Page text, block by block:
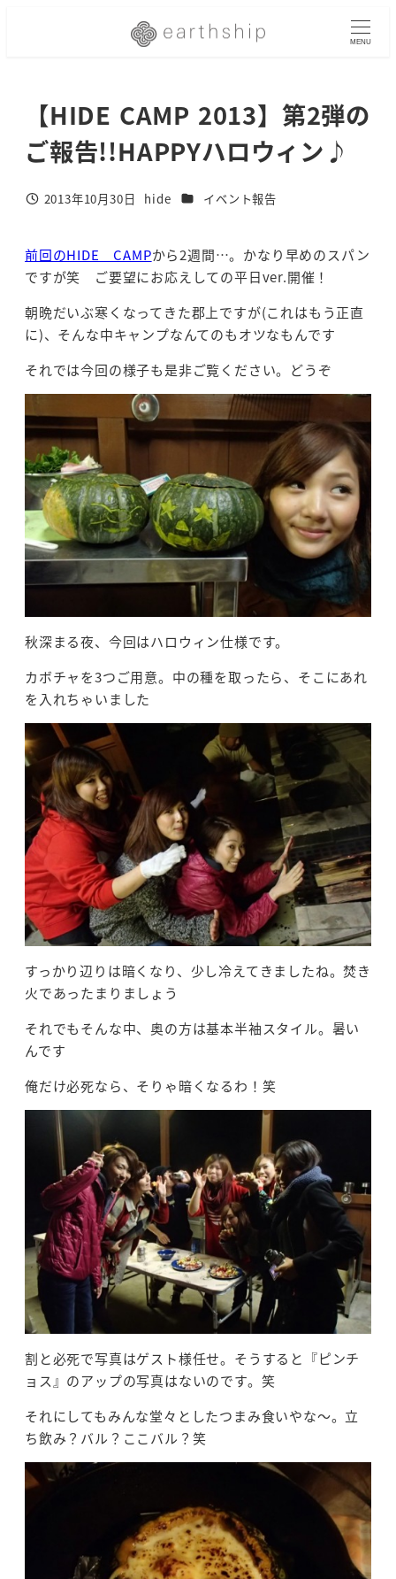
MENU
【HIDE CAMP 2013】第2弾の
ご報告!!HAPPYハロウィン♪
投稿日2013年10月30日
著
hide カテゴリー
イベント報告
前回のHIDE CAMPから2週間…。かなり早めのスパン
ですが笑 ご要望にお応えしての平日ver.開催！
朝晩だいぶ寒くなってきた郡上ですが(これはもう正直
に)、そんな中キャンプなんてのもオツなもんです
それでは今回の様子も是非ご覧ください。どうぞ
秋深まる夜、今回はハロウィン仕様です。
カボチャを3つご用意。中の種を取ったら、そこにあれ
を入れちゃいました
すっかり辺りは暗くなり、少し冷えてきましたね。焚き
火であったまりましょう
それでもそんな中、奥の方は基本半袖スタイル。暑い
んです
俺だけ必死なら、そりゃ暗くなるわ！笑
割と必死で写真はゲスト様任せ。そうすると『ピンチ
ョス』のアップの写真はないのです。笑
それにしてもみんな堂々としたつまみ食いやな～。立
ち飲み？バル？ここバル？笑